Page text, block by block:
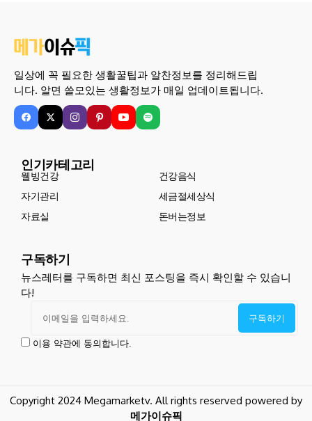
일상에 꼭 필요한 생활꿀팁과 알찬정보를 정리해드립
니다. 알면 쓸모있는 생활정보가 매일 업데이트됩니다.
인기카테고리
웰빙건강
건강음식
자기관리
세금절세상식
자료실
돈버는정보
구독하기
뉴스레터를 구독하면 최신 포스팅을 즉시 확인할 수 있습니
다!
이용 약관에 동의합니다.
Copyright 2024 Megamarketv. All rights reserved powered by
메가이슈픽